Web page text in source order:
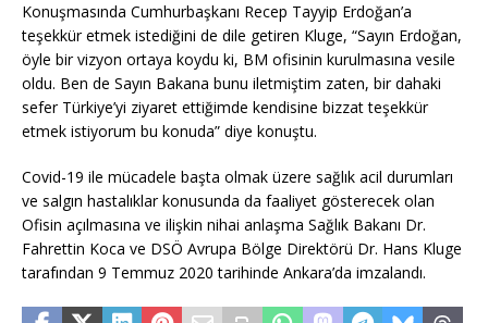
Konuşmasında Cumhurbaşkanı Recep Tayyip Erdoğan’a
teşekkür etmek istediğini de dile getiren Kluge, “Sayın Erdoğan,
öyle bir vizyon ortaya koydu ki, BM ofisinin kurulmasına vesile
oldu. Ben de Sayın Bakana bunu iletmiştim zaten, bir dahaki
sefer Türkiye’yi ziyaret ettiğimde kendisine bizzat teşekkür
etmek istiyorum bu konuda” diye konuştu.
Covid-19 ile mücadele başta olmak üzere sağlık acil durumları
ve salgın hastalıklar konusunda da faaliyet gösterecek olan
Ofisin açılmasına ve ilişkin nihai anlaşma Sağlık Bakanı Dr.
Fahrettin Koca ve DSÖ Avrupa Bölge Direktörü Dr. Hans Kluge
tarafından 9 Temmuz 2020 tarihinde Ankara’da imzalandı.